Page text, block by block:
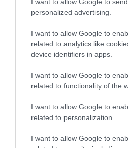
personalized advertising.
I want to allow Google to
related to analytics like
device identifiers in apps.
I want to allow Google to
related to functionality of the
I want to allow Google to
related to personalization.
I want to allow Google to
“Ελευθέριος